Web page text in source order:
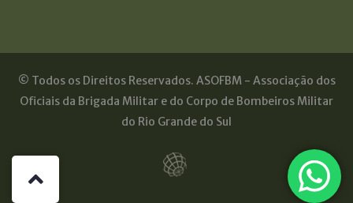
© Todos os Direitos Reservados. ASOFBM - Associação dos
Oficiais da Brigada Militar e do Corpo de Bombeiros Militar
do Rio Grande do Sul